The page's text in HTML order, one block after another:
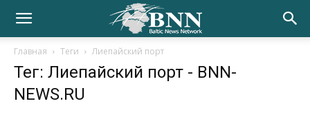
Главная Теги Лиепайский порт
Тег: Лиепайский порт - BNN-
NEWS.RU